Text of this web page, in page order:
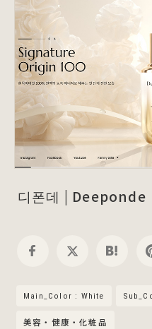
디폰데 | Deeponde
Main_Color : White
美容・健康・化粧品